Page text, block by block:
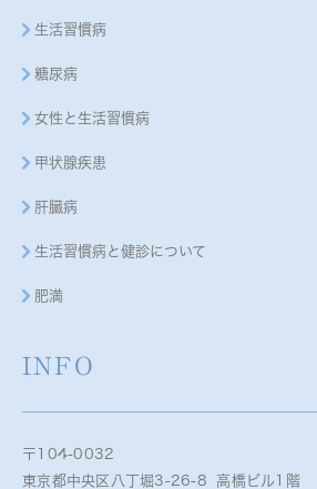
生活習慣病
糖尿病
女性と生活習慣病
甲状腺疾患
肝臓病
生活習慣病と健診について
肥満
INFO
〒104-0032
東京都中央区八丁堀3-26-8 高橋ビル1階